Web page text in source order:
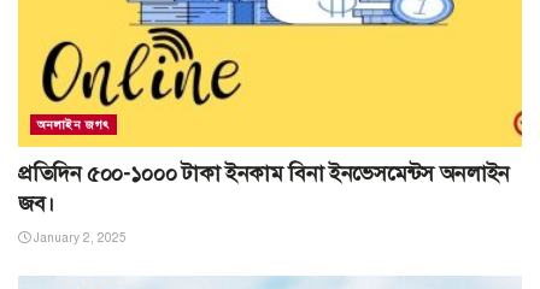
অনলাইন জগৎ
প্রতিদিন ৫০০-১০০০ টাকা ইনকাম বিনা ইনভেসমেন্টস অনলাইন
জব।
January 2, 2025